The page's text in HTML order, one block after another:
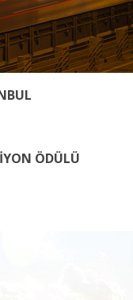
ÖDÜLÜ